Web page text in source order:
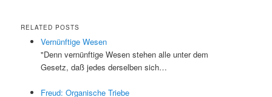
RELATED POSTS
Vernünftige Wesen
"Denn vernünftige Wesen stehen alle unter dem
Gesetz, daß jedes derselben sich…
Freud: Organische Triebe